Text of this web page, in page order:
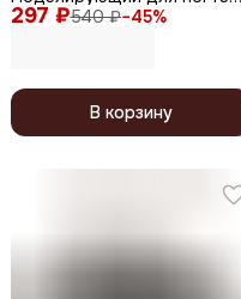
297 ₽540 ₽−45%
светоотражающий / Builder
В корзину